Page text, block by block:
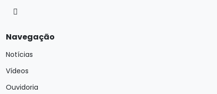
Navegação
Notícias
Vídeos
Ouvidoria